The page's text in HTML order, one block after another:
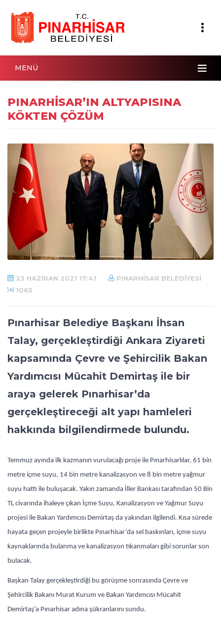
MENÜ
PINARHİSAR’IN ALTYAPISINA
KÖKTEN ÇÖZÜM
23 HAZIRAN 2021 17:41
PINARHISAR BELEDIYESI
1065
Pınarhisar Belediye Başkanı İhsan
Talay, gerçekleştirdiği Ankara Ziyareti
kapsamında Çevre ve Şehircilik Bakan
Yardımcısı Mücahit Demirtaş ile bir
araya gelerek Pınarhisar’da
gerçekleştireceği alt yapı hamleleri
hakkında bilgilendirmede bulundu.
Temmuz ayında ilk kazmanın vurulacağı proje ile Pınarhisarlılar, 61 bin
metre içme suyu, 14 bin metre kanalizasyon ve 8 bin metre yağmur
suyu hattı ile buluşacak. Yakın zamanda İller Bankası tarafından 50 Bin
TL civarında ihaleye çıkan İçme Suyu, Kanalizasyon ve Yağmur Suyu
projesi ile Bakan Yardımcısı Demirtaş da yakından ilgilendi. Kısa sürede
hayata geçen projeyle birlikte Pınarhisar’da sel baskınları, içme suyu
kaynaklarında bulanma ve kanalizasyon tıkanmaları gibi sorunlar son
bulacak.
Başkan Talay gerçekleştirdiği bu görüşme sonrasında Çevre ve
Şehircilik Bakanı Murat Kurum ve Bakan Yardımcısı Mücahit
Demirtaş’a Pınarhisar adına şükranlarını sundu.